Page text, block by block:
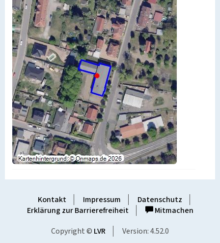
Kontakt Impressum
Datenschutz
Erklärung zur Barrierefreiheit
Mitmachen
Copyright © LVR Version: 4.52.0